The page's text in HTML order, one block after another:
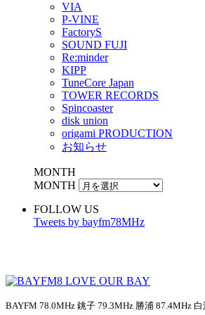
VIA
P-VINE
FactoryS
SOUND FUJI
Re:minder
KIPP
TuneCore Japan
TOWER RECORDS
Spincoaster
disk union
origami PRODUCTION
お知らせ
MONTH
MONTH
FOLLOW US
Tweets by bayfm78MHz
BAYFM 78.0MHz 銚子 79.3MHz 勝浦 87.4MHz